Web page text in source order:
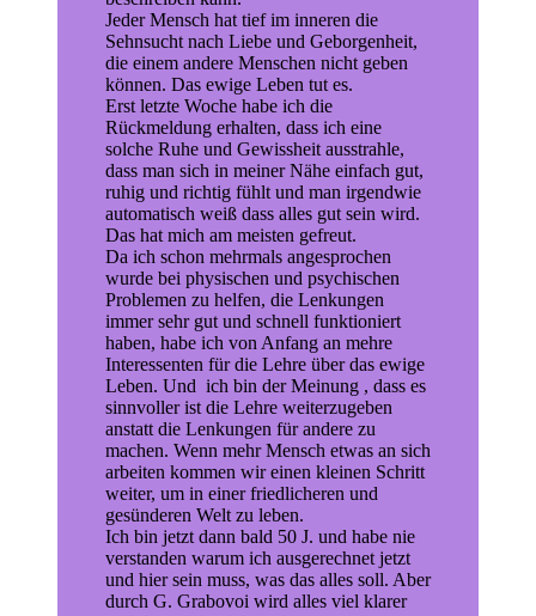
Jeder Mensch hat tief im inneren die
Sehnsucht nach Liebe und Geborgenheit,
die einem andere Menschen nicht geben
können. Das ewige Leben tut es.
Erst letzte Woche habe ich die
Rückmeldung erhalten, dass ich eine
solche Ruhe und Gewissheit ausstrahle,
dass man sich in meiner Nähe einfach gut,
ruhig und richtig fühlt und man irgendwie
automatisch weiß dass alles gut sein wird.
Das hat mich am meisten gefreut.
Da ich schon mehrmals angesprochen
wurde bei physischen und psychischen
Problemen zu helfen, die Lenkungen
immer sehr gut und schnell funktioniert
haben, habe ich von Anfang an mehre
Interessenten für die Lehre über das ewige
Leben. Und ich bin der Meinung , dass es
sinnvoller ist die Lehre weiterzugeben
anstatt die Lenkungen für andere zu
machen. Wenn mehr Mensch etwas an sich
arbeiten kommen wir einen kleinen Schritt
weiter, um in einer friedlicheren und
gesünderen Welt zu leben.
Ich bin jetzt dann bald 50 J. und habe nie
verstanden warum ich ausgerechnet jetzt
und hier sein muss, was das alles soll. Aber
durch G. Grabovoi wird alles viel klarer